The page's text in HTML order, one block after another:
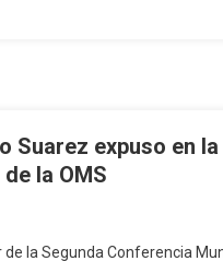
Suarez expuso en
la OMS
la Segunda Conferencia